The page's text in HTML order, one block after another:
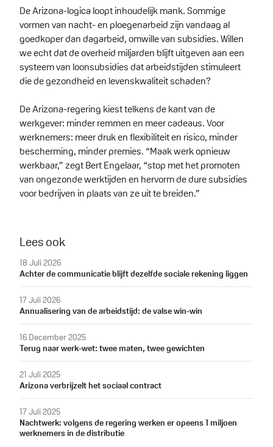
De Arizona-logica loopt inhoudelijk mank. Sommige
vormen van nacht- en ploegenarbeid zijn vandaag al
goedkoper dan dagarbeid, omwille van subsidies. Willen
we echt dat de overheid miljarden blijft uitgeven aan een
systeem van loonsubsidies dat arbeidstijden stimuleert
die de gezondheid en levenskwaliteit schaden?
De Arizona-regering kiest telkens de kant van de
werkgever: minder remmen en meer cadeaus. Voor
werknemers: meer druk en flexibiliteit en risico, minder
bescherming, minder premies. “Maak werk opnieuw
werkbaar,” zegt Bert Engelaar, “stop met het promoten
van ongezonde werktijden en hervorm de dure subsidies
voor bedrijven in plaats van ze uit te breiden.”
Lees ook
18 Juli 2026
Achter de communicatie blijft dezelfde sociale rekening liggen
17 Juli 2026
Annualisering van de arbeidstijd: de valse win-win
16 December 2025
Terug naar werk-wet: twee maten, twee gewichten
21 Juli 2025
Arizona verbrijzelt het sociaal contract
17 Juli 2025
Nachtwerk: volgens de regering werken er opeens 1 miljoen
werknemers in de distributie